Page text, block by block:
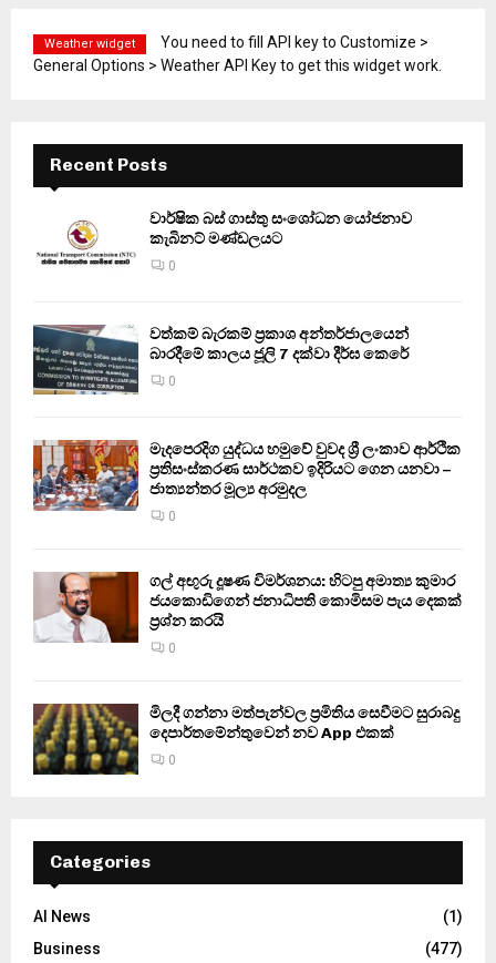
Weather widget
You need to fill API key to Customize >
General Options > Weather API Key to get this widget work.
Recent Posts
වාර්ෂික බස් ගාස්තු සංශෝධන යෝජනාව
කැබිනට් මණ්ඩලයට
0
වත්කම් බැරකම් ප්‍රකාශ අන්තර්ජාලයෙන්
බාරදීමේ කාලය ජූලි 7 දක්වා දීර්ඝ කෙරේ
0
මැදපෙරදිග යුද්ධය හමුවේ වුවද ශ්‍රී ලංකාව ආර්ථික
ප්‍රතිසංස්කරණ සාර්ථකව ඉදිරියට ගෙන යනවා –
ජාත්‍යන්තර මූල්‍ය අරමුදල
0
ගල් අඟුරු දූෂණ විමර්ශනය: හිටපු අමාත්‍ය කුමාර
ජයකොඩිගෙන් ජනාධිපති කොමිසම පැය දෙකක්
ප්‍රශ්න කරයි
0
මිලදී ගන්නා මත්පැන්වල ප්‍රමිතිය සෙවීමට සුරාබදු
දෙපාර්තමේන්තුවෙන් නව App එකක්
0
Categories
AI News
(1)
Business
(477)